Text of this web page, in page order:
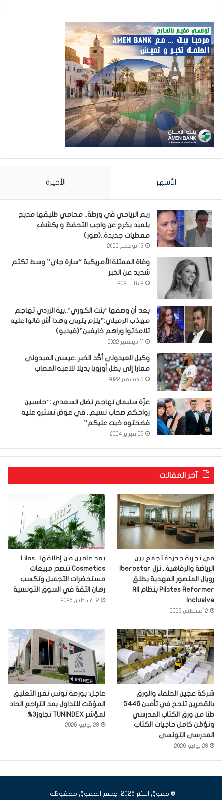
الأشهر الأخيرة
ريم الرياحي في ورطة.. محامي طليقها مديح
بلعيد يخرج عن واجب التحفظ و يكشف
معطيات جديدة..(صور)
13 نوفمبر 2022
وفاة الممثلة الأمريكية “سارة جاي” وسط تكتم
شديد عن الخبر
2 يناير 2021
بعد أن وصفها ‘بنت الكوري’..بية الزردي تهاجم
مهذب الرميلي:”يلزم يتربى وهذا أش قالوا عليه
تلامذتوا وراهم خايفين”(فيديو)
وكيل العيدوني أكّد الخبر..عيسى العيدوني
معارا إلى بطل أوروبا بديلا للاعبه المصاب
3 ديسمبر 2022
عزّة سليمان تهاجم نضال السعدي :”حاسبين
رواحكم صحاب نسيم.. في عوض تسترو عليه
فضحتوه خيت عليكم”
29 فبراير 2024
آخر المقالات
في تجربة جديدة تجمع بين
رويال المنصور المهدية يطلق
Pilates Reformer بنظام All
Inclusive
2 أغسطس 2026
بعد عامين من إطلاقها.. Lilas
Cosmetics تتصدر مبيعات
مستحضرات التجميل وتكسب
رهان الثقة في السوق التونسية
2 أغسطس 2026
شركة عجين الحلفاء والورق
بالقصرين تنجح في تأمين 5446
طنا من ورق الكتاب المدرسي
وتؤمّن كامل حاجيات الكتاب
المدرسي التونسي
28 يوليو 2026
عاجل: بورصة تونس تقرر التعليق
المؤقت للتداول بعد التراجع الحاد
لمؤشر TUNINDEX تجاوز3%
28 يوليو 2026
© حقوق النشر 2026، جميع الحقوق محفوظة